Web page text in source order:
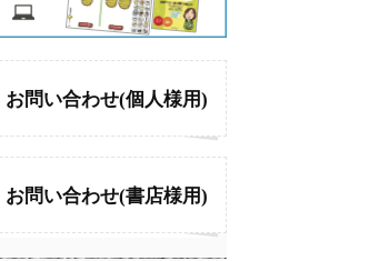
お問い合わせ(個人様用)
お問い合わせ(書店様用)